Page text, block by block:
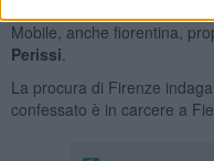
Mobile, anche fiorentina,
Perissi
La procura di Firenze
confessato è in carcere a